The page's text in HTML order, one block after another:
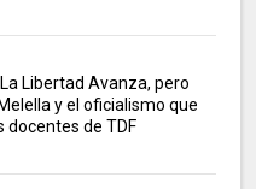
Libertad Avanza, pero
y el oficialismo que
docentes de TDF